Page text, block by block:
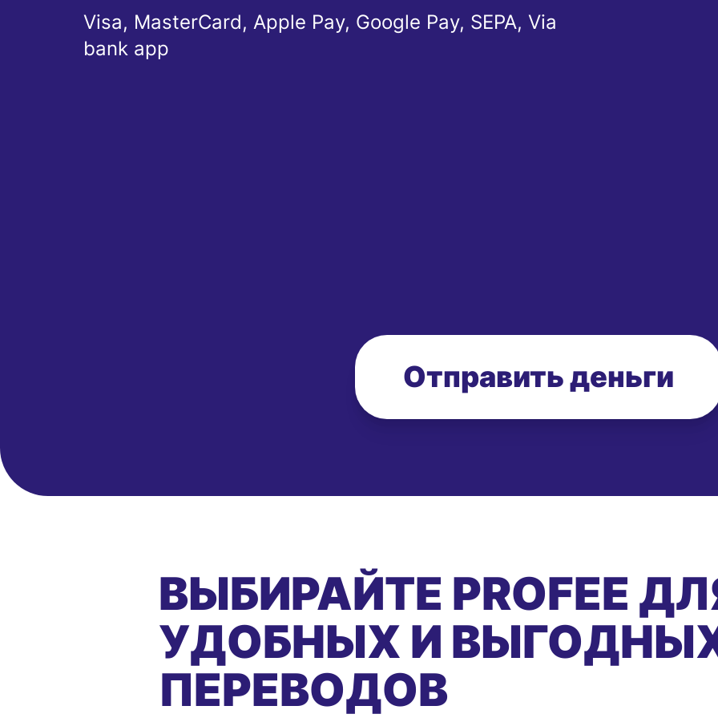
Visa, MasterCard, Apple Pay, Google Pay, SEPA, Via
bank app
Отправить деньги
ВЫБИРАЙТЕ PROFEE
УДОБНЫХ И
ПЕРЕВОДОВ